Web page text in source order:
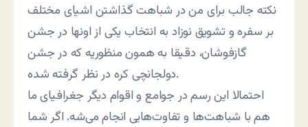
نکته جالب برای من در شباهت گذاشتن اشیای مختلف
بر سفره و تشویق نوزاد به انتخاب یکی از اونها در جشن
گازفوشان، دقیقا به همون منظوریه که در جشن
دولجانچی کره در نظر گرفته شده.
احتمالا این رسم در جوامع و اقوام دیگر جغرافیای ما
هم با شباهت‌ها و تفاوت‌هایی انجام می‌شه. اگر شما